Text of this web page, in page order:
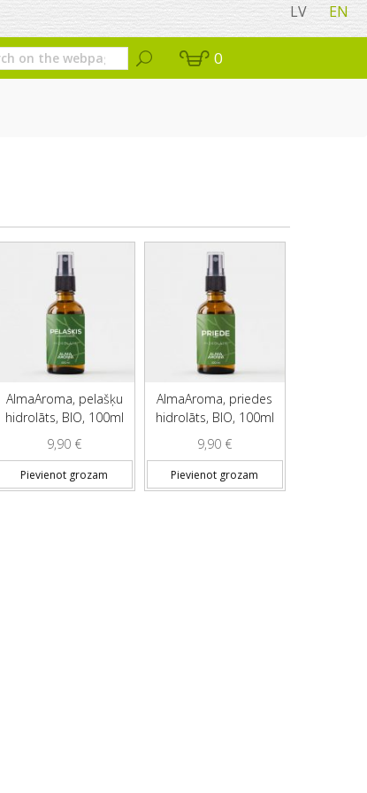
LV EN
0
AlmaAroma, pelašķu
hidrolāts, BIO, 100ml
9,90 €
Pievienot grozam
AlmaAroma, priedes
hidrolāts, BIO, 100ml
9,90 €
Pievienot grozam